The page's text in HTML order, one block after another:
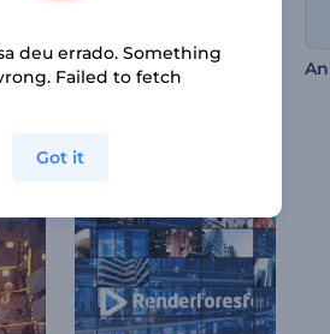
deu errado. Something
Failed to fetch
Got it